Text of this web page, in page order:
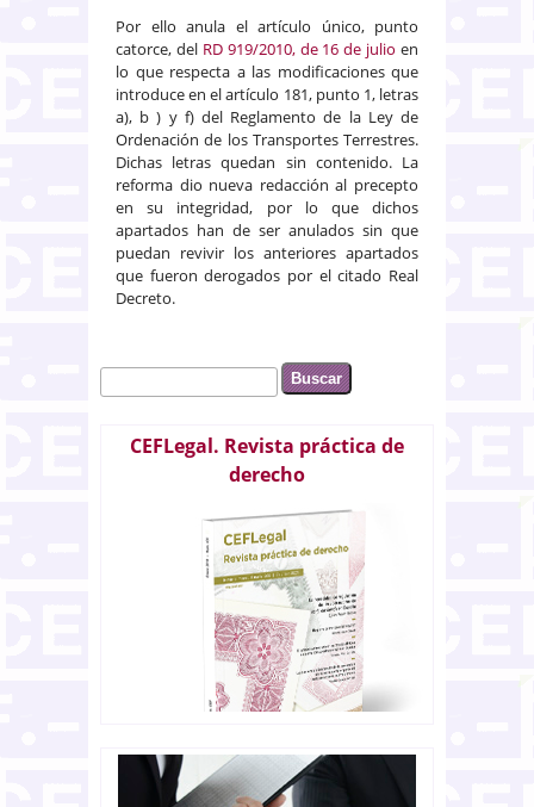
Por ello anula el artículo único, punto
catorce, del RD 919/2010, de 16 de julio en
lo que respecta a las modificaciones que
introduce en el artículo 181, punto 1, letras
a), b ) y f) del Reglamento de la Ley de
Ordenación de los Transportes Terrestres.
Dichas letras quedan sin contenido. La
reforma dio nueva redacción al precepto
en su integridad, por lo que dichos
apartados han de ser anulados sin que
puedan revivir los anteriores apartados
que fueron derogados por el citado Real
Decreto.
Formulario de búsqueda
Buscar
CEFLegal. Revista práctica de
derecho